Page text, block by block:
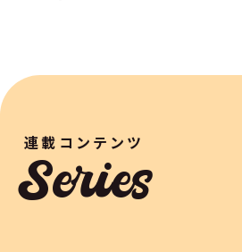
連載コンテンツ
Series